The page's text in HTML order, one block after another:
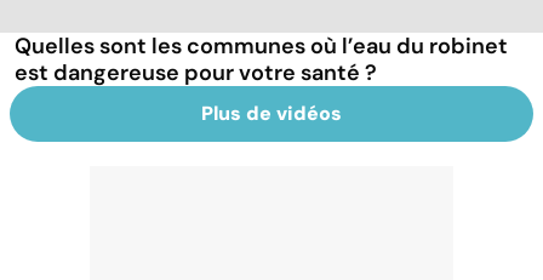
Quelles sont les communes où l’eau du robinet
est dangereuse pour votre santé ?
Plus de vidéos